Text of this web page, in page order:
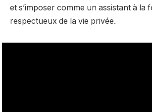
et s’imposer comme un assistant à la
respectueux de la vie privée.